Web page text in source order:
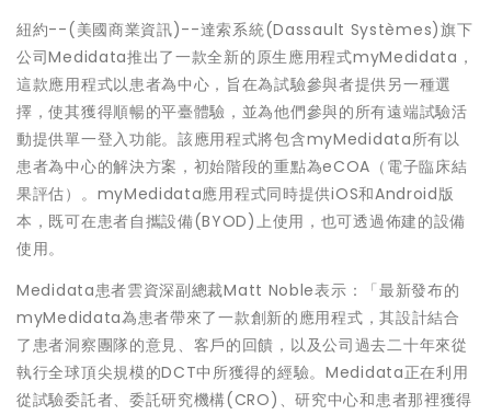
紐約--(美國商業資訊)--達索系統(Dassault Systèmes)旗下
公司Medidata推出了一款全新的原生應用程式myMedidata，
這款應用程式以患者為中心，旨在為試驗參與者提供另一種選
擇，使其獲得順暢的平臺體驗，並為他們參與的所有遠端試驗活
動提供單一登入功能。該應用程式將包含myMedidata所有以
患者為中心的解決方案，初始階段的重點為eCOA（電子臨床結
果評估）。myMedidata應用程式同時提供iOS和Android版
本，既可在患者自攜設備(BYOD)上使用，也可透過佈建的設備
使用。
Medidata患者雲資深副總裁Matt Noble表示：「最新發布的
myMedidata為患者帶來了一款創新的應用程式，其設計結合
了患者洞察團隊的意見、客戶的回饋，以及公司過去二十年來從
執行全球頂尖規模的DCT中所獲得的經驗。Medidata正在利用
從試驗委託者、委託研究機構(CRO)、研究中心和患者那裡獲得